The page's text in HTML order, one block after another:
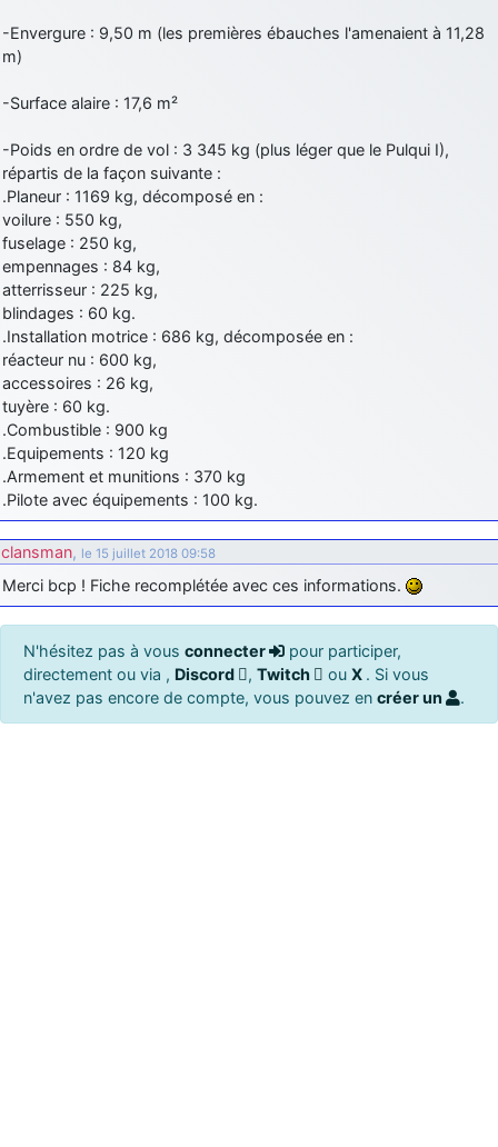
-Envergure : 9,50 m (les premières ébauches l'amenaient à 11,28
m)
-Surface alaire : 17,6 m²
-Poids en ordre de vol : 3 345 kg (plus léger que le Pulqui I),
répartis de la façon suivante :
.Planeur : 1169 kg, décomposé en :
voilure : 550 kg,
fuselage : 250 kg,
empennages : 84 kg,
atterrisseur : 225 kg,
blindages : 60 kg.
.Installation motrice : 686 kg, décomposée en :
réacteur nu : 600 kg,
accessoires : 26 kg,
tuyère : 60 kg.
.Combustible : 900 kg
.Equipements : 120 kg
.Armement et munitions : 370 kg
.Pilote avec équipements : 100 kg.
clansman, le 15 juillet 2018 09:58
Merci bcp ! Fiche recomplétée avec ces informations.
N'hésitez pas à vous connecter
pour participer,
directement ou via , Discord , Twitch ou X . Si vous
n'avez pas encore de compte, vous pouvez en créer un .